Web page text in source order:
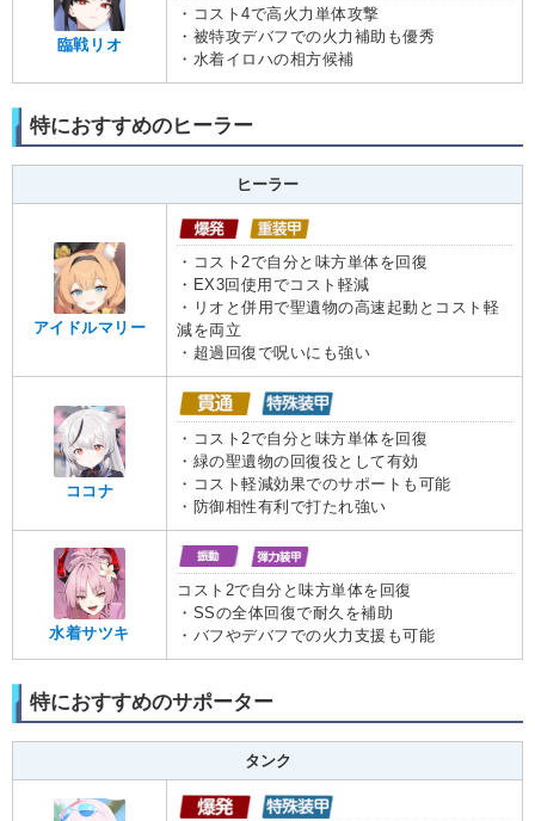
臨戦リオ
・コスト4で高火力単体攻撃
・被特攻デバフでの火力補助も優秀
・水着イロハの相方候補
特におすすめのヒーラー
ヒーラー
アイドルマリー
・コスト2で自分と味方単体を回復
・EX3回使用でコスト軽減
・リオと併用で聖遺物の高速起動とコスト軽
減を両立
・超過回復で呪いにも強い
ココナ
・コスト2で自分と味方単体を回復
・緑の聖遺物の回復役として有効
・コスト軽減効果でのサポートも可能
・防御相性有利で打たれ強い
水着サツキ
コスト2で自分と味方単体を回復
・SSの全体回復で耐久を補助
・バフやデバフでの火力支援も可能
特におすすめのサポーター
タンク